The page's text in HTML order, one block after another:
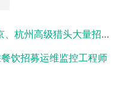
高级猎头大量招聘优秀人才
餐饮招募运维监控工程师